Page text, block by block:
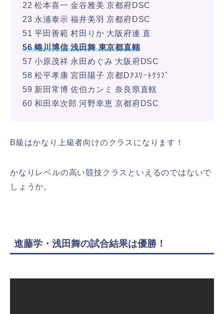
22 松本喜一 金谷雅美 京都府DSC
23 永浦泰示 福井美羽 京都府DSC
51 平田善範 村田りか 大阪府連 直
56 蜷川博信 浅田舞 東京都直轄
57 小原茂祥 永田めぐみ 大阪府DSC
58 松平孝康 宮田陽子 京都Dｱｽﾘｰﾄｸﾗﾌﾞ
59 新田常博 佐伯カンミ 奈良県直轄
60 和田幸次郎 河野幸恵 京都府DSC
B級はかなり上級者向けのクラスになります！
かなりレベルの高い競技クラスといえるのではないで
しょうか。
進藤学・浅田舞の試合結果は優勝！